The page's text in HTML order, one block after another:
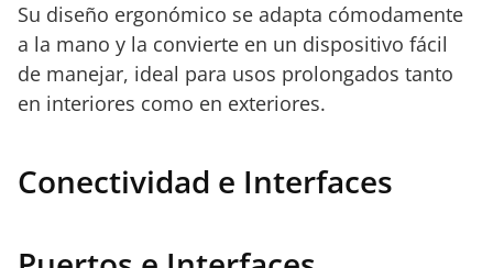
Su diseño ergonómico se adapta cómodamente
a la mano y la convierte en un dispositivo fácil
de manejar, ideal para usos prolongados tanto
en interiores como en exteriores.
Conectividad e Interfaces